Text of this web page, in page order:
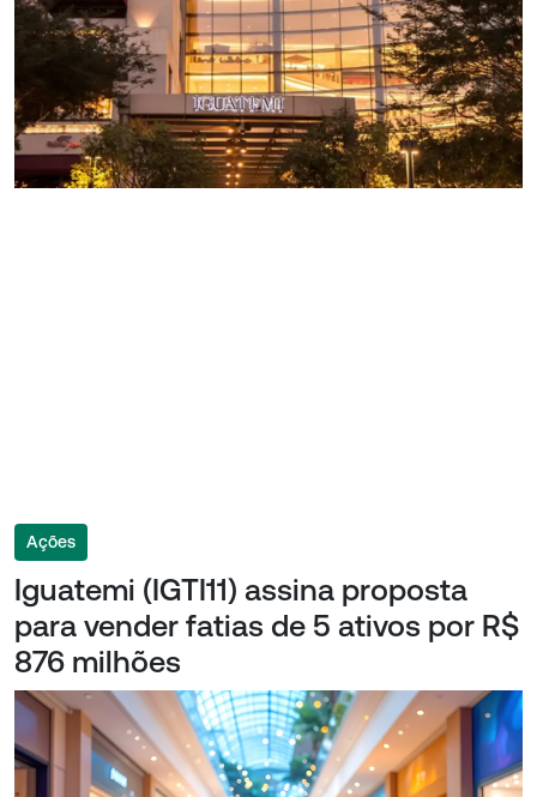
Ações
Iguatemi (IGTI11) assina proposta
para vender fatias de 5 ativos por R$
876 milhões